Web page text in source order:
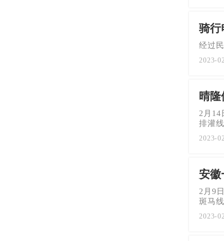
骑行
经过
2023-
晴隆
2月14
排灌
2023-
安徽
2月9
斑马
2023-